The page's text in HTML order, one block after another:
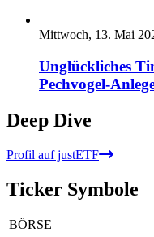
Mittwoch, 13. Mai
Unglückliches
Pechvogel-
Deep Dive
Profil auf justETF
Ticker Symbole
BÖRSE